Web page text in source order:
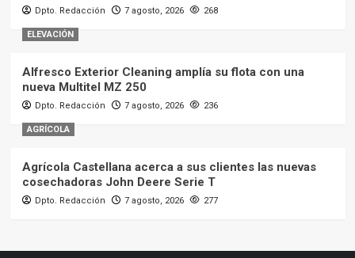
Dpto. Redacción 7 agosto, 2026 268
ELEVACIÓN
Alfresco Exterior Cleaning amplía su flota con una
nueva Multitel MZ 250
Dpto. Redacción 7 agosto, 2026 236
AGRÍCOLA
Agrícola Castellana acerca a sus clientes las nuevas
cosechadoras John Deere Serie T
Dpto. Redacción 7 agosto, 2026 277